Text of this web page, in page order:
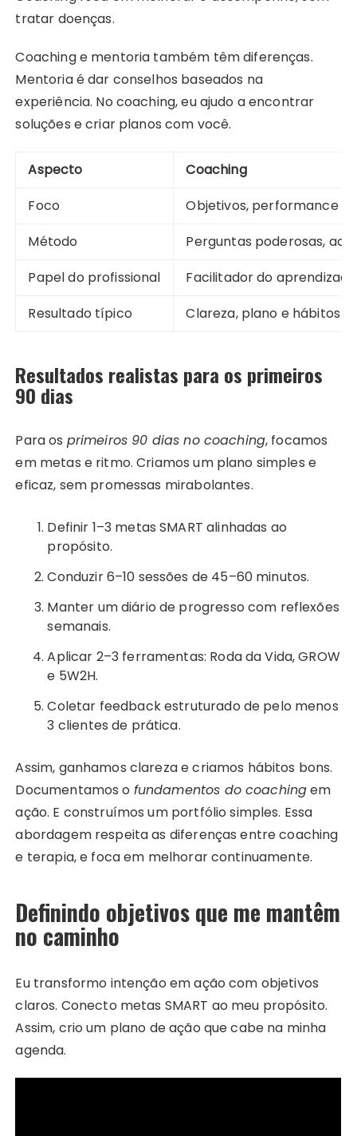
tratar doenças.
Coaching e mentoria também têm diferenças.
Mentoria é dar conselhos baseados na
experiência. No coaching, eu ajudo a encontrar
soluções e criar planos com você.
Aspecto
Coaching
Foco
Objetivos, performance e
Método
Perguntas poderosas,
Papel do profissional
Facilitador do
Resultado típico
Clareza, plano e hábitos
Resultados realistas para os primeiros
90 dias
Para os primeiros 90 dias no coaching, focamos
em metas e ritmo. Criamos um plano simples e
eficaz, sem promessas mirabolantes.
Definir 1–3 metas SMART alinhadas ao
propósito.
Conduzir 6–10 sessões de 45–60 minutos.
Manter um diário de progresso com reflexões
semanais.
Aplicar 2–3 ferramentas: Roda da Vida, GROW
e 5W2H.
Coletar feedback estruturado de pelo menos
3 clientes de prática.
Assim, ganhamos clareza e criamos hábitos bons.
Documentamos o fundamentos do coachingem
ação. E construímos um portfólio simples. Essa
abordagem respeita as diferenças entre coaching
e terapia, e foca em melhorar continuamente.
Definindo objetivos que me mantêm
no caminho
Eu transformo intenção em ação com objetivos
claros. Conecto metas SMART ao meu propósito.
Assim, crio um plano de ação que cabe na minha
agenda.